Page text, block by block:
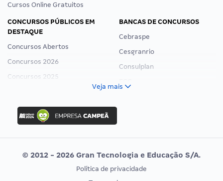
Cursos Online Gratuitos
CONCURSOS PÚBLICOS EM
DESTAQUE
Concursos Abertos
Concursos 2026
Concursos 2025
Concurso Ibama
Concurso MPU
Editais publicados
BANCAS DE CONCURSOS
Cebraspe
Cesgranrio
Consulplan
Vunesp
CONCURSOS POR PROFISSÃO EXAME DE ORDEM
Veja mais
© 2012 - 2026 Gran Tecnologia e Educação S/A.
Política de privacidade